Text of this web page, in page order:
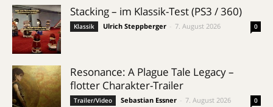
Stacking – im Klassik-Test (PS3 / 360)
Klassik Ulrich Steppberger 7. August 2026 0
Resonance: A Plague Tale Legacy –
flotter Charakter-Trailer
Trailer/Video Sebastian Essner 7. August 2026 0